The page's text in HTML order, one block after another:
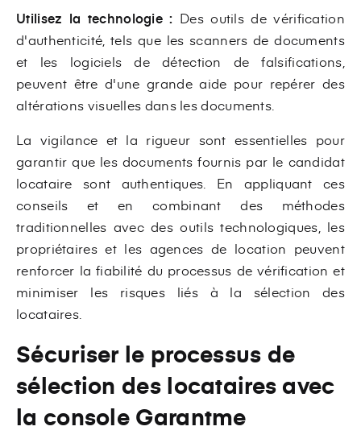
Utilisez la technologie : Des outils de vérification
d'authenticité, tels que les scanners de documents
et les logiciels de détection de falsifications,
peuvent être d'une grande aide pour repérer des
altérations visuelles dans les documents.
La vigilance et la rigueur sont essentielles pour
garantir que les documents fournis par le candidat
locataire sont authentiques. En appliquant ces
conseils et en combinant des méthodes
traditionnelles avec des outils technologiques, les
propriétaires et les agences de location peuvent
renforcer la fiabilité du processus de vérification et
minimiser les risques liés à la sélection des
locataires.
Sécuriser le processus de
sélection des locataires avec
la console Garantme